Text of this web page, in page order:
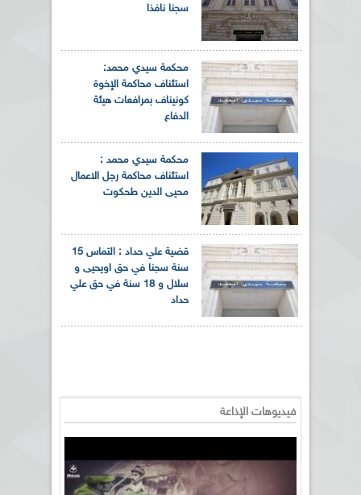
سجنا نافذا
محكمة سيدي محمد:
استئناف محاكمة الإخوة
كونيناف بمرافعات هيئة
الدفاع
محكمة سيدي محمد :
استئناف محاكمة رجل الاعمال
محيى الدين طحكوت
قضية علي حداد : التماس 15
سنة سجنا في حق اويحيى و
سلال و 18 سنة في حق علي
حداد
فيديوهات الإذاعة